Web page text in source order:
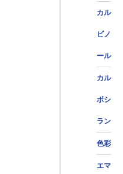
カル
ビノ
ール
カル
ボシ
ラン
色彩
エマ